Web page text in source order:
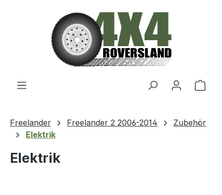
Zum Hauptinhalt springen
Freelander Freelander 2 2006-2014
Zubehör
Elektrik
Elektrik